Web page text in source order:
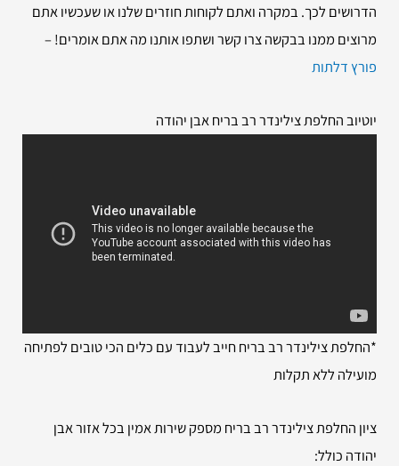
הדרושים לכך. במקרה ואתם לקוחות חוזרים שלנו או שעכשיו אתם
מרוצים ממנו בבקשה צרו קשר ושתפו אותנו מה אתם אומרים! –
פורץ דלתות
יוטיוב החלפת צילינדר רב בריח אבן יהודה
*החלפת צילינדר רב בריח חייב לעבוד עם כלים הכי טובים לפתיחה
מועילה ללא תקלות
ציון החלפת צילינדר רב בריח מספק שירות אמין בכל אזור אבן
יהודה כולל: